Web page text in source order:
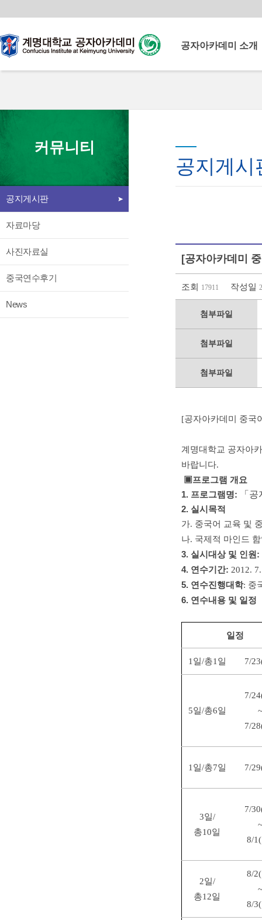
공자아카데미 소개
계명공자아카데미 연혁
원장 인사말
북경어언대학 소개
교원 소개
공자아카데미
중국교육부로부터 다양한
지원받아 양질의 중국어교육
커뮤니티
공지게시판
자료마당
사진자료실
중국연수후기
News
공지게시
[공자아카데미
조회 17911 작성일
첨부파일
첨부파일
첨부파일
[공자아카데미 중국
계명대학교 공자아
바랍니다.
▣프로그램 개요
1. 프로그램명: 「
2. 실시목적
가. 중국어 교육 및
나. 국제적 마인드
3. 실시대상 및 인원:
4. 연수기간: 2012.
5. 연수진행대학: 중
6. 연수내용 및 일정
일정
1일/총1일 7/
5일/총6일
7/
~
7/
1일/총7일 7/
3일/
총10일
7/
~
8/
2일/
총12일
8/
~
8/